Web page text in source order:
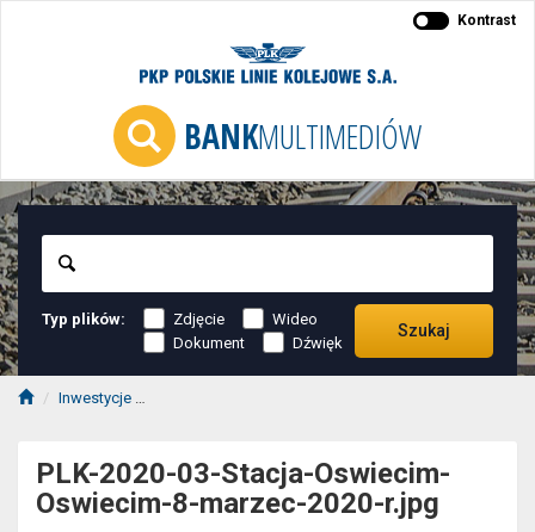
BANKMULTIMEDIÓW
Kontrast
Typ plików: Zdjęcie
Wideo
Dokument
Dźwięk
Szukaj
Inwestycje
PLK-2020-03-Stacja-Oswiecim-
Oswiecim-8-marzec-2020-r.jpg